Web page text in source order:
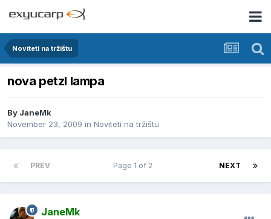
Noviteti na tržištu
nova petzl lampa
By JaneMk
November 23, 2009 in Noviteti na tržištu
PREV NEXT
Page 1 of 2
JaneMk